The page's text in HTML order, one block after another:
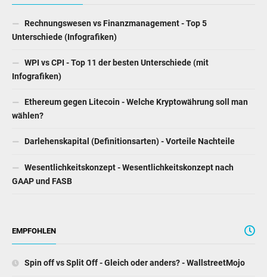
Rechnungswesen vs Finanzmanagement - Top 5
Unterschiede (Infografiken)
WPI vs CPI - Top 11 der besten Unterschiede (mit
Infografiken)
Ethereum gegen Litecoin - Welche Kryptowährung soll man
wählen?
Darlehenskapital (Definitionsarten) - Vorteile Nachteile
Wesentlichkeitskonzept - Wesentlichkeitskonzept nach
GAAP und FASB
EMPFOHLEN
Spin off vs Split Off - Gleich oder anders? - WallstreetMojo